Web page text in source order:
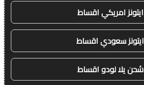
ايتونز امريكي اقساط
ايتونز سعودي اقساط
شحن يلا لودو اقساط